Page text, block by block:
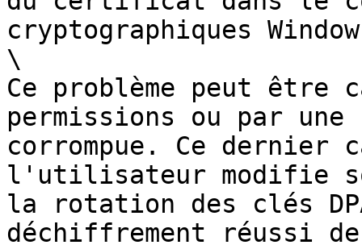
cryptographiques
\
Ce problème peut être
permissions ou par
corrompue. Ce dernier
l'utilisateur modifie
la rotation des clés
déchiffrement réussi